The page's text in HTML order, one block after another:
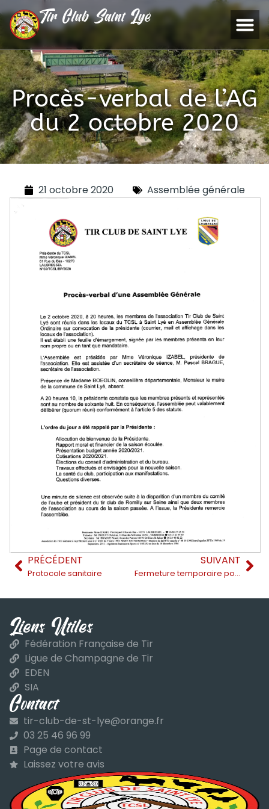
Tir Club Saint Lyé
Procès-verbal de l’AG
du 2 octobre 2020
21 octobre 2020 Assemblée générale
PRÉCÉDENT
Protocole sanitaire
SUIVANT
Fermeture temporaire pour raison sanitaire
Liens Utiles
Fédération Française de Tir
Ligue de Champagne de Tir
EDEN
SIA
Contact
tir-club-de-st-lye@orange.fr
03 25 46 96 99
Page de contact
Laissez votre avis